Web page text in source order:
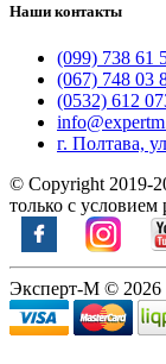
Наши контакты
(099) 738 61
(067) 748 03
(0532) 612
г. Полтава,
© Copyright 2019-
только с
Эксперт-М © 2026